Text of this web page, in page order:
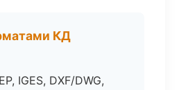
КД
IGES, DXF/DWG,